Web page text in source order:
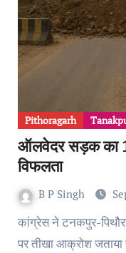
Pithoragarh
ऑलवेदर सड़क का
विफलता
B P Singh
कांग्रेस ने टनकपुर-पिथौरागढ़ ऑलवेदर सड़क के 10 दिन से बंद होने
पर तीखा आक्रोश जताया